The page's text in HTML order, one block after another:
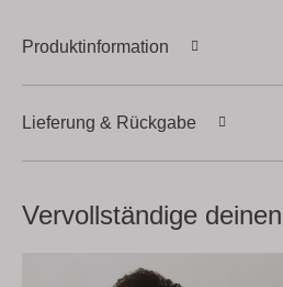
Produktinformation
Lieferung & Rückgabe
Vervollständige deinen